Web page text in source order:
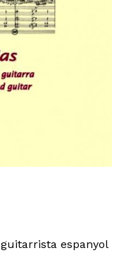
espanyol